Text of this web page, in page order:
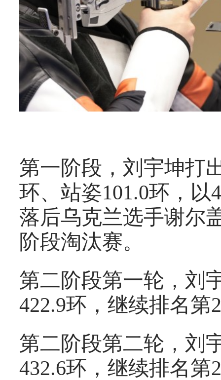
第一阶段，刘宇坤打
环、站姿101.0环，以
落后乌克兰选手谢尔
阶段淘汰赛。
第二阶段第一轮，刘
422.9环，继续排名第
第二阶段第二轮，刘
432.6环，继续排名第